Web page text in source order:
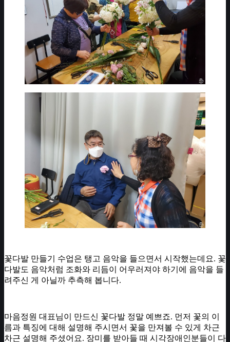
꽃다발 만들기 수업은 탱고 음악을 들으면서 시작했는데요. 꽃
다발도 음악처럼 조화와 리듬이 어우러져야 하기에 음악을 들
려주신 게 아닐까 추측해 봅니다.
마음정원 대표님이 만드신 꽃다발 정말 예쁘죠. 먼저 꽃의 이
름과 특징에 대해 설명해 주시면서 꽃을 만져볼 수 있게 차근
차근 설명해 주셨어요. 장미를 받아들 때 시각장애인분들이 다